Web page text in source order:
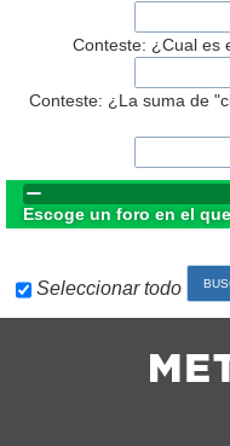
Conteste: ¿Cual es
Conteste: ¿La suma de
Escoge un foro en el
Seleccionar todo